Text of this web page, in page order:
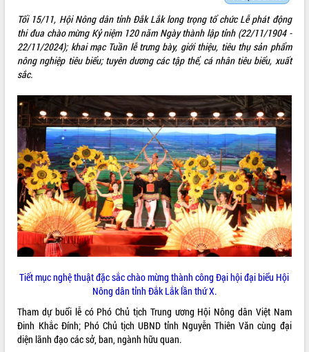
SỞ, BAN, NGÀNH
UBND CÁC XÃ, PHƯỜNG
THÔNG TIN CHỈ ĐẠO ĐIỀU HÀNH
HỆ THỐNG VĂN BẢN
VĂN BẢN HĐND TỈNH
ĐIỂM TIN VĂN BẢN
QUY HOẠCH - KẾ HOẠCH
Tối 15/11, Hội Nông dân tỉnh Đắk Lắk long trọng tổ chức Lễ phát động
thi đua chào mừng Kỷ niệm 120 năm Ngày thành lập tỉnh (22/11/1904 -
22/11/2024); khai mạc Tuần lễ trưng bày, giới thiệu, tiêu thụ sản phẩm
nông nghiệp tiêu biểu; tuyên dương các tập thể, cá nhân tiêu biểu, xuất
sắc.
Tiết mục nghệ thuật đặc sắc chào mừng thành công Đại hội đại biểu Hội
Nông dân tỉnh Đắk Lắk lần thứ X.
Tham dự buổi lễ có Phó Chủ tịch Trung ương Hội Nông dân Việt Nam
Đinh Khắc Đính; Phó Chủ tịch UBND tỉnh Nguyễn Thiên Văn cùng đại
diện lãnh đạo các sở, ban, ngành hữu quan.